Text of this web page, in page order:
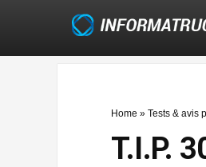
Home » Tests & avis
T.I.P.